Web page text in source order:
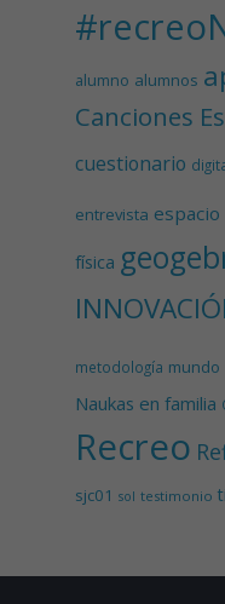
alumno alumnos
Canciones
cuestionario
entrevista espacio
física
metodología mundo
Naukas en familia
Recreo
sjc01 sol testimonio